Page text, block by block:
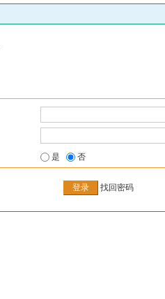
是 否
找回密码